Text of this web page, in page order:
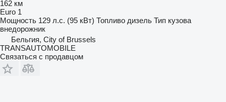
162 км
Euro 1
Мощность 129 л.с. (95 кВт) Топливо дизель Тип кузова
внедорожник
Бельгия, City of Brussels
TRANSAUTOMOBILE
Связаться с продавцом